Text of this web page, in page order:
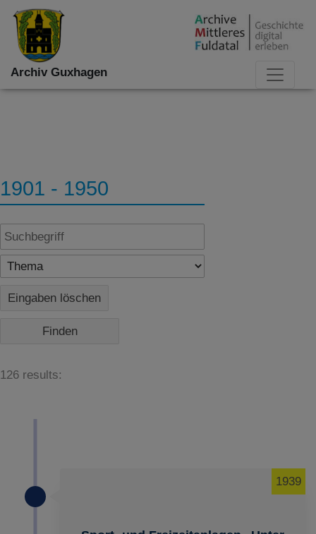
Archiv Guxhagen
1901 - 1950
Eingaben löschen
126 results:
1939